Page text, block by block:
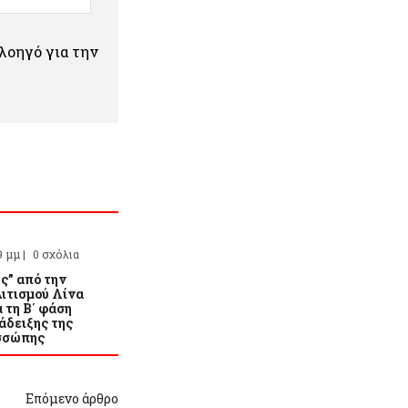
για την
μμ | 0 σχόλια
από την
Λίνα
Β΄ φάση
της
Επόμενο άρθρο